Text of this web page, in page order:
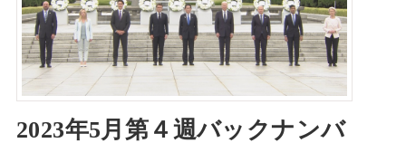
2023年5月第４週バックナンバ